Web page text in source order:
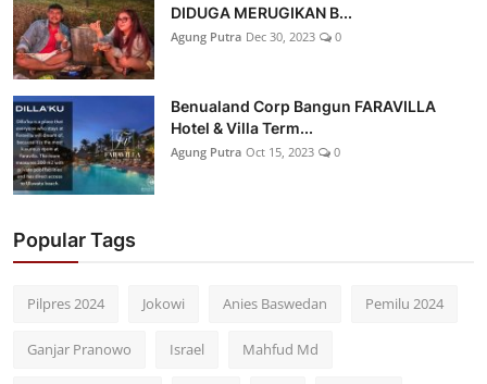
DIDUGA MERUGIKAN B...
Agung Putra Dec 30, 2023 0
Benualand Corp Bangun FARAVILLA
Hotel & Villa Term...
Agung Putra Oct 15, 2023 0
Popular Tags
Pilpres 2024 Jokowi Anies Baswedan Pemilu 2024
Ganjar Pranowo Israel Mahfud Md